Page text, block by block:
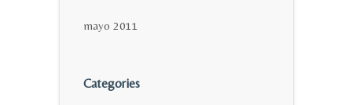
mayo 2011
Categories